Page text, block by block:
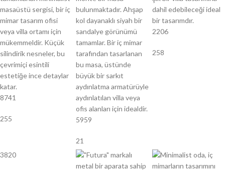
8741
255 5959
21
2206
258
3820